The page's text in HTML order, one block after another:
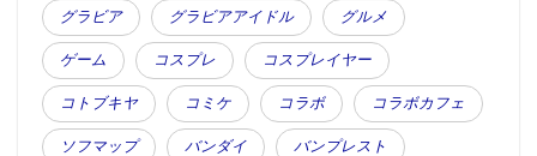
グラビア グラビアアイドル グルメ
ゲーム コスプレ コスプレイヤー
コトブキヤ コミケ コラボ コラボカフェ
ソフマップ バンダイ バンプレスト